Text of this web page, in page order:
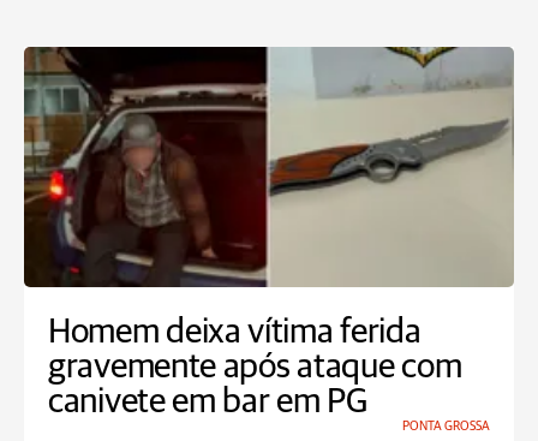
Homem deixa vítima ferida
gravemente após ataque com
canivete em bar em PG
PONTA GROSSA